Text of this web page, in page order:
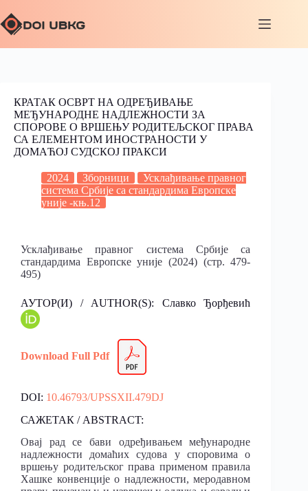
КРАТАК ОСВРТ НА ОДРЕЂИВАЊЕ
МЕЂУНАРОДНЕ НАДЛЕЖНОСТИ ЗА
СПОРОВЕ О ВРШЕЊУ РОДИТЕЉСКОГ ПРАВА
СА ЕЛЕМЕНТОМ ИНОСТРАНОСТИ У
ДОМАЋОЈ СУДСКОЈ ПРАКСИ
2024 Зборници
Усклађивање правног
система Србије са стандардима Европске
уније -књ.12
Усклађивање правног система Србије са
стандардима Европске уније (2024) (стр. 479-
495)
АУТОР(И) / AUTHOR(S): Славко Ђорђевић
Download Full Pdf
DOI: 10.46793/UPSSXII.479DJ
САЖЕТАК / ABSTRACT:
Овај рад се бави одређивањем међународне
надлежности домаћих судова у споровима о
вршењу родитељског права применом правила
Хашке конвенције о надлежности, меродавном